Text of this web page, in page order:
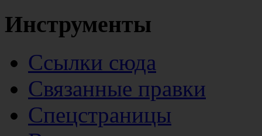
Инструменты
Ссылки сюда
Связанные правки
Спецстраницы